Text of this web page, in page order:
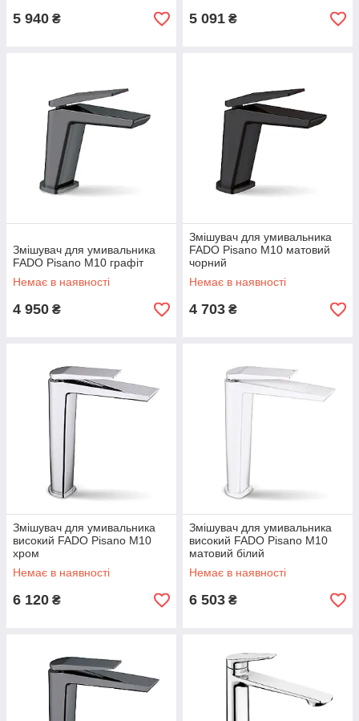
5 940 ₴ 5 091 ₴
Змішувач для умивальника
FADO Pisano M10 графіт
Немає в наявності
4 950 ₴
Змішувач для умивальника
FADO Pisano M10 матовий
чорний
Немає в наявності
4 703 ₴
Змішувач для умивальника
високий FADO Pisano M10
хром
Немає в наявності
6 120 ₴
Змішувач для умивальника
високий FADO Pisano M10
матовий білий
Немає в наявності
6 503 ₴